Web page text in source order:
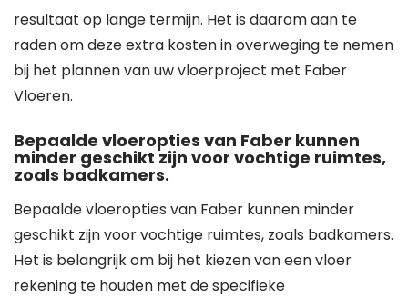
resultaat op lange termijn. Het is daarom aan te
raden om deze extra kosten in overweging te nemen
bij het plannen van uw vloerproject met Faber
Vloeren.
Bepaalde vloeropties van Faber kunnen
minder geschikt zijn voor vochtige ruimtes,
zoals badkamers.
Bepaalde vloeropties van Faber kunnen minder
geschikt zijn voor vochtige ruimtes, zoals badkamers.
Het is belangrijk om bij het kiezen van een vloer
rekening te houden met de specifieke